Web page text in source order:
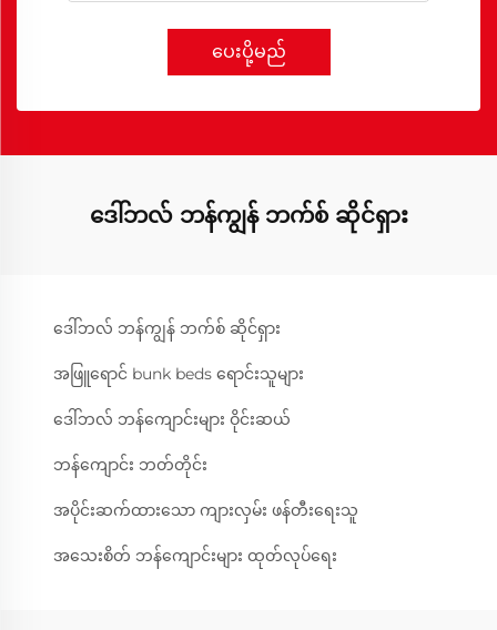
ပေးပို့မည်
ဒေါ်ဘလ် ဘန်ကျွန် ဘက်စ် ဆိုင်ရှား
ဒေါ်ဘလ် ဘန်ကျွန် ဘက်စ် ဆိုင်ရှား
အဖြူရောင် bunk beds ရောင်းသူများ
ဒေါ်ဘလ် ဘန်ကျောင်းများ ဝိုင်းဆယ်
ဘန်ကျောင်း ဘတ်တိုင်း
အပိုင်းဆက်ထားသော ကျားလှမ်း ဖန်တီးရေးသူ
အသေးစိတ် ဘန်ကျောင်းများ ထုတ်လုပ်ရေး